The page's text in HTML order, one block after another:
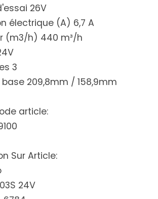
26V
électrique (A) 6,7 A
(m3/h) 440 m³/h
3
base 209,8mm / 158,9mm
article:
Sur Article:
24V